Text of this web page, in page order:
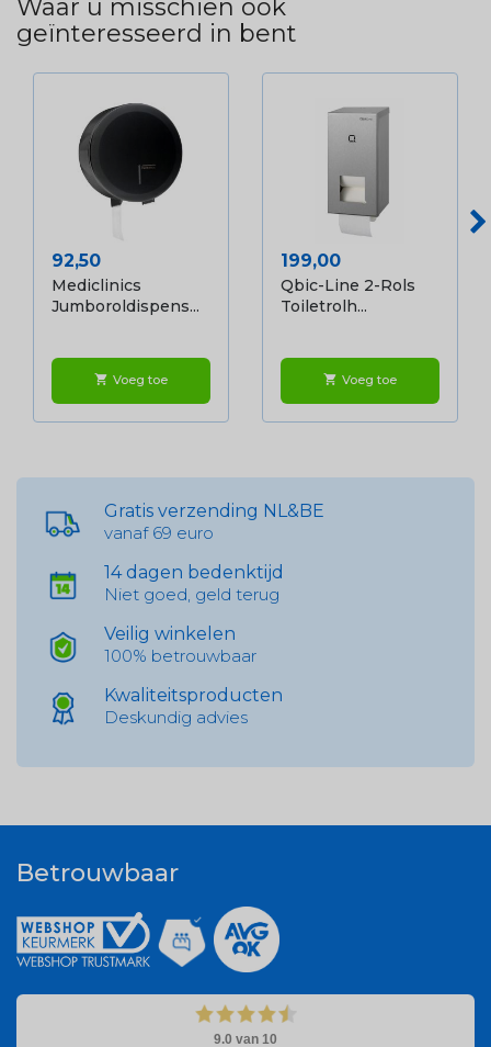
Waar u misschien ook
geïnteresseerd in bent
Prijs
92,50
Mediclinics
Jumboroldispens...
shopping_cart Voeg toe
Prijs
199,00
Qbic-Line 2-Rols
Toiletrolh...
shopping_cart Voeg toe
Gratis verzending NL&BE
vanaf 69 euro
14 dagen bedenktijd
Niet goed, geld terug
Veilig winkelen
100% betrouwbaar
Kwaliteitsproducten
Deskundig advies
Betrouwbaar